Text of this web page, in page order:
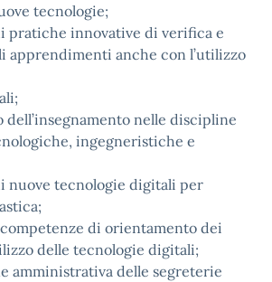
tecnologie;
pratiche innovative di verifica e
apprendimenti anche con l’utilizzo
dell’insegnamento nelle discipline
ingegneristiche e
nuove tecnologie digitali per
di orientamento dei
delle tecnologie digitali;
amministrativa delle segreterie